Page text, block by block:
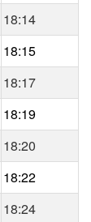
18:14
18:15
18:17
18:19
18:20
18:22
18:24